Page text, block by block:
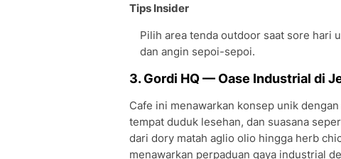
Tips Insider
Pilih area tenda outdoor saat sore hari
dan angin sepoi-sepoi.
3. Gordi HQ — Oase Industrial di
Cafe ini menawarkan konsep unik
tempat duduk lesehan, dan suasana
dari dory matah aglio olio hingga herb
menawarkan perpaduan gaya industrial